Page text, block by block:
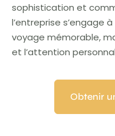
sophistication et
l’entreprise s’engage
voyage mémorable,
et l’attention
Obtenir